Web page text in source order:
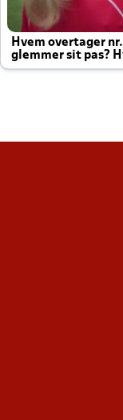
Hvem overtager
glemmer sit pas?
altid til efter